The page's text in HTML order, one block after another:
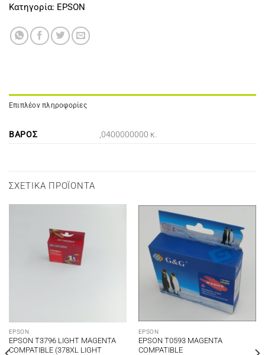
Κατηγορία: EPSON
Επιπλέον πληροφορίες
ΒΆΡΟΣ ,0400000000 κ.
ΣΧΕΤΙΚΆ ΠΡΟΪΌΝΤΑ
EPSON
EPSON T3796 LIGHT MAGENTA
COMPATIBLE (378XL LIGHT
EPSON
EPSON T0593 MAGENTA
COMPATIBLE